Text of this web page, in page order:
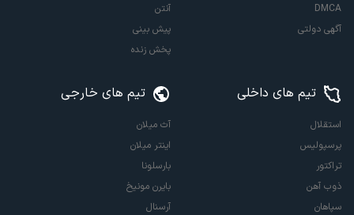
DMCA
آگهی دولتی
آنتن
پیش بینی
پخش زنده
تیم های داخلی
استقلال
پرسپولیس
تراکتور
ذوب آهن
سپاهان
تیم های خارجی
آث میلان
اینتر میلان
بارسلونا
بایرن مونیخ
آرسنال